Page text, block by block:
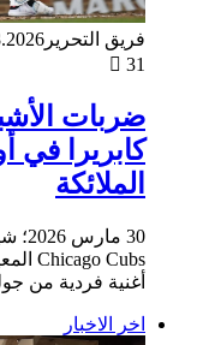
فريق التحرير
31
ضربات
كابريرا في
الملائكة
30
أغنية فردية من
اخر الاخبار